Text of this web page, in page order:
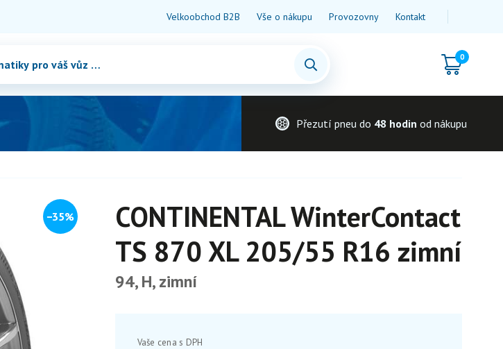
Velkoobchod B2B Vše o nákupu Provozovny Kontakt
0
Přezutí pneu do 48 hodin od nákupu
−35%
CONTINENTAL WinterContact
TS 870 XL 205/55 R16 zimní
94, H, zimní
Vaše cena s DPH